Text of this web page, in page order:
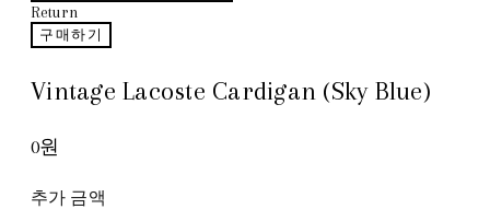
Return
구매하기
Vintage Lacoste Cardigan (Sky Blue)
0원
추가 금액